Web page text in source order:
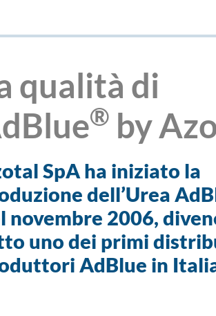
qualità di
® by
SpA ha iniziato la
dell’Urea
novembre 2006,
uno dei primi
AdBlue in